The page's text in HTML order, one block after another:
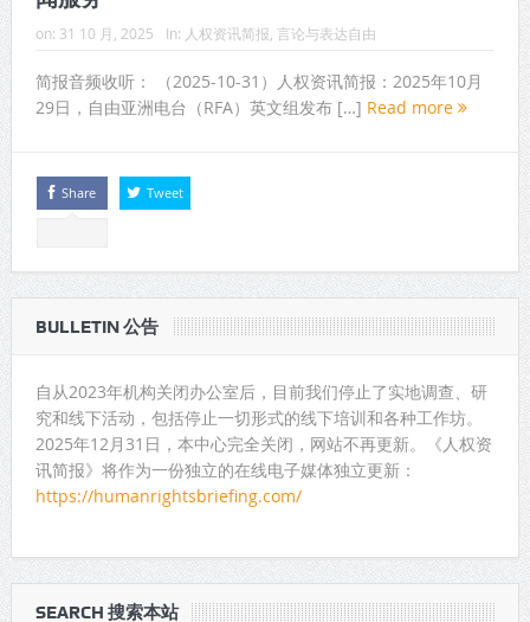
on: 31 10 月, 2025 In: 人权资讯简报 言论与表达自由
简报音频收听： （2025-10-31）人权资讯简报：2025年10月
29日，自由亚洲电台（RFA）英文组发布 […] Read more
Share Tweet
BULLETIN 公告
自从2023年机构关闭办公室后，目前我们停止了实地调查、研
究和线下活动，包括停止一切形式的线下培训和各种工作坊。
2025年12月31日，本中心完全关闭，网站不再更新。《人权资
讯简报》将作为一份独立的在线电子媒体独立更新：
https://humanrightsbriefing.com/
SEARCH 搜索本站